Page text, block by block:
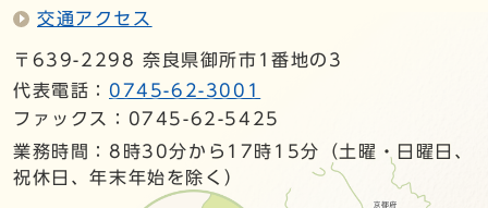
交通アクセス
〒639-2298 奈良県御所市1番地の3
代表電話： 0745-62-3001
ファックス：0745-62-5425
業務時間：8時30分から17時15分（土曜・日曜日、
祝休日、年末年始を除く）